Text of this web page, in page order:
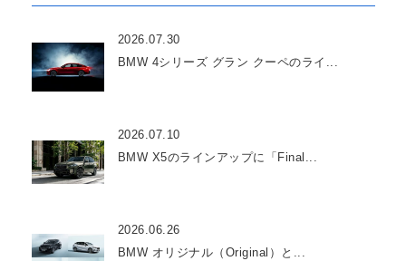
2026.07.30
BMW 4シリーズ グラン クーペのライ...
2026.07.10
BMW X5のラインアップに「Final...
2026.06.26
BMW オリジナル（Original）と...